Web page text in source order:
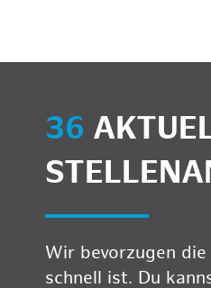
36
Wir bevorzugen
schnell ist. Du